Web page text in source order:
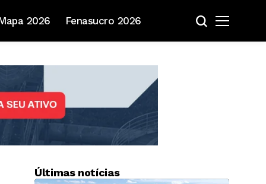
2026 Fenasucro 2026
Últimas notícias